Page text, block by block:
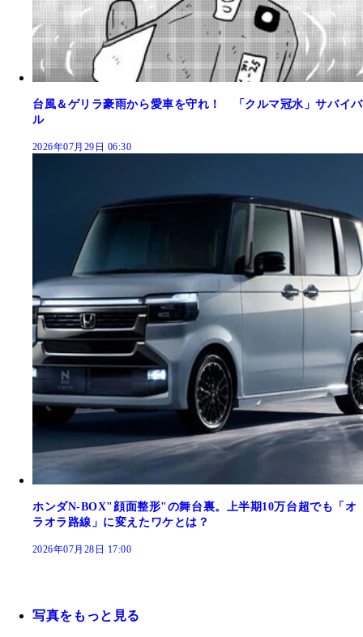
台風＆ゲリラ豪雨から愛車を守れ！ 「クルマ冠水」サバイバ
ル
2026年07月29日 06:30
ホンダN-BOX"顔面整形"の舞台裏。上半期10万台超でも「オ
ラオラ路線」に変えたワケとは？
2026年07月28日 17:00
写真をもっと見る